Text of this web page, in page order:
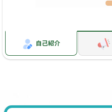
自己紹介